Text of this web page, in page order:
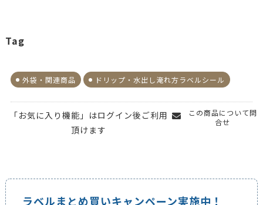
Tag
外袋・関連商品 ドリップ・水出し淹れ方ラベルシール
「お気に入り機能」はログイン後ご利用
頂けます
この商品について問
合せ
ラベルまとめ買いキャンペーン実施中！